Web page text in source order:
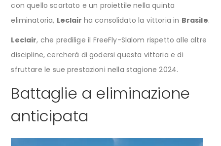
con quello scartato e un proiettile nella quinta
eliminatoria, Leclair ha consolidato la vittoria in Brasile.
Leclair, che predilige il FreeFly-Slalom rispetto alle altre
discipline, cercherà di godersi questa vittoria e di
sfruttare le sue prestazioni nella stagione 2024.
Battaglie a eliminazione
anticipata